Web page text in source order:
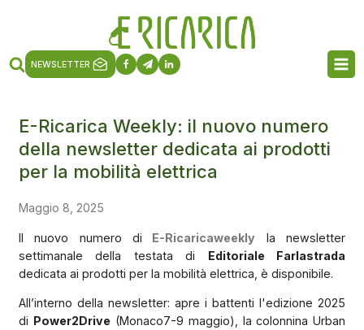
NEWSLETTER
E-Ricarica Weekly: il nuovo numero
della newsletter dedicata ai prodotti
per la mobilità elettrica
Maggio 8, 2025
Il nuovo numero di E-Ricaricaweekly la newsletter
settimanale della testata di Editoriale Farlastrada
dedicata ai prodotti per la mobilità elettrica, è disponibile.
All’interno della newsletter: apre i battenti l'edizione 2025
di Power2Drive (Monaco7-9 maggio), la colonnina Urban